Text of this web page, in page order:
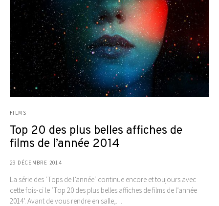
FILMS
Top 20 des plus belles affiches de
films de l’année 2014
29 DÉCEMBRE 2014
La série des ‘Tops de l’année‘ continue encore et toujours avec
cette fois-ci le ‘Top 20 des plus belles affiches de films de l’année
2014’. Avant de vous rendre en salle,…